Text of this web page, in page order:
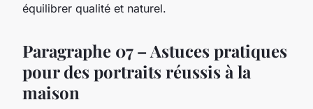
équilibrer qualité et naturel.
Paragraphe 07 – Astuces pratiques
pour des portraits réussis à la
maison